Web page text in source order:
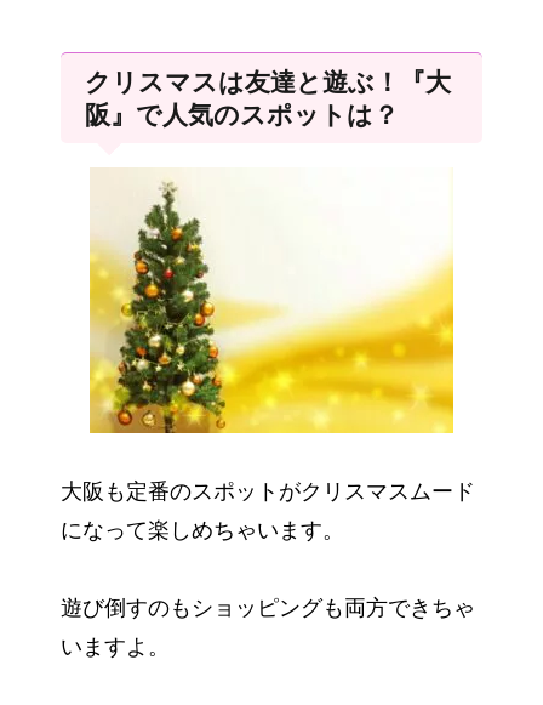
クリスマスは友達と遊ぶ！『大
阪』で人気のスポットは？
大阪も定番のスポットがクリスマスムード
になって楽しめちゃいます。
遊び倒すのもショッピングも両方できちゃ
いますよ。